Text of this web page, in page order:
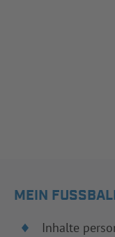
MEIN
Inhalte